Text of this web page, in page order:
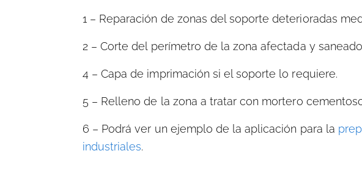
1 – Reparación de zonas del soporte deterioradas
2 – Corte del perímetro de la zona afectada y
4 – Capa de imprimación si el soporte lo requiere.
5 – Relleno de la zona a tratar con mortero
6 – Podrá ver un ejemplo de la aplicación para la
industriales.